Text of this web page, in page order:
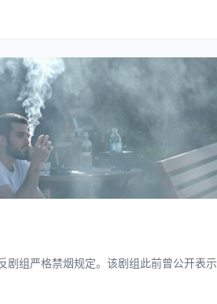
组严格禁烟规定。该剧组此前曾公开表示